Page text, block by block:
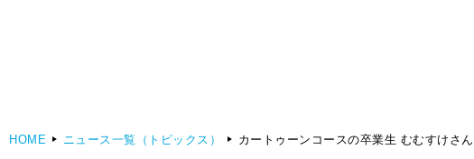
HOME ニュース一覧（トピックス） カートゥーンコースの卒業生 むむすけさ